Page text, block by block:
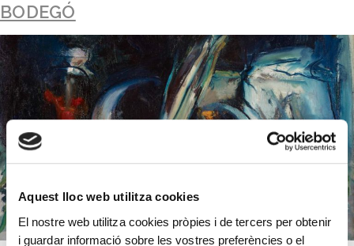
Aquest lloc web utilitza cookies
El nostre web utilitza cookies pròpies i de tercers per obtenir
i guardar informació sobre les vostres preferències o el
BODEGÓ